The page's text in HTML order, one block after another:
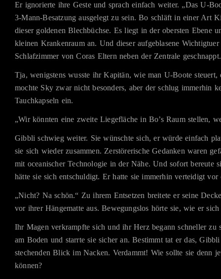
Er ignorierte ihre Geste und sprach einfach weiter. „Das U-
3-Mann-Besatzung ausgelegt zu sein. Bo schläft in einer Art
dieser goldenen Blechbüchse. Es liegt in der obersten Ebene
kleinen Krankenraum an. Und dieser aufgeblasene Wichtigtuer
Schlafzimmer von Coras Eltern neben der Zentrale
Tja, wenigstens wusste ihr Kapitän, wie man U-Boote steuert,
mochte Sky zwar nicht besonders, aber der schlug immerhin
Tauchkapseln ein.
„Wir könnten eine zweite Liegefläche in Bo’s Raum stellen,
Gibbli schwieg weiter. Sie wünschte sich, er würde einfach
sie sich wieder zusammen. Zerstörerische Gedanken waren
mit oceanischer Technologie in der Nähe. Und sofort bereute
hätte sie sich entschuldigt. Er hatte sie immerhin verteidigt vor
„Nicht? Na schön.“ Zu ihrem Entsetzen breitete er seine
vor ihrer Hängematte aus. Bewegungslos hörte sie, wie er
Ihr Magen verkrampfte sich und ihr Herz begann schneller zu
am Boden und starrte sie sicher an. Bestimmt tat er das, Gibbli
stechenden Blick im Nacken. Verdammt! Wie sollte sie denn
können?